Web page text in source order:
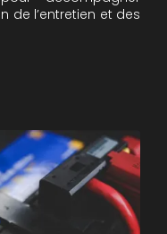
de l’entretien et des